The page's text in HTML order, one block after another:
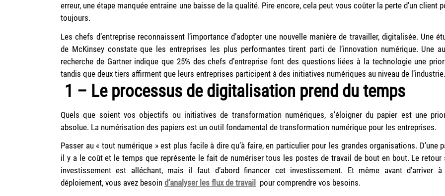
erreur, une étape manquée entraine une baisse de la qualité. Pire encore, cela peut vous coûter la perte d’un client
toujours.
Les chefs d’entreprise reconnaissent l’importance d’adopter une nouvelle manière de travailler, digitalisée. Une
de McKinsey constate que les entreprises les plus performantes tirent parti de l’innovation numérique. Une
recherche de Gartner indique que 25% des chefs d’entreprise font des questions liées à la technologie une
tandis que deux tiers affirment que leurs entreprises participent à des initiatives numériques au niveau de l’industrie.
1 – Le processus de digitalisation prend du temps
Quels que soient vos objectifs ou initiatives de transformation numériques, s’éloigner du papier est une
absolue. La numérisation des papiers est un outil fondamental de transformation numérique pour les entreprises.
Passer au « tout numérique » est plus facile à dire qu’à faire, en particulier pour les grandes organisations. D’une
il y a le coût et le temps que représente le fait de numériser tous les postes de travail de bout en bout. Le retour
investissement est alléchant, mais il faut d’abord financer cet investissement. Et même avant d’arriver à
déploiement, vous avez besoin d’analyser les flux de travail
pour comprendre vos besoins.